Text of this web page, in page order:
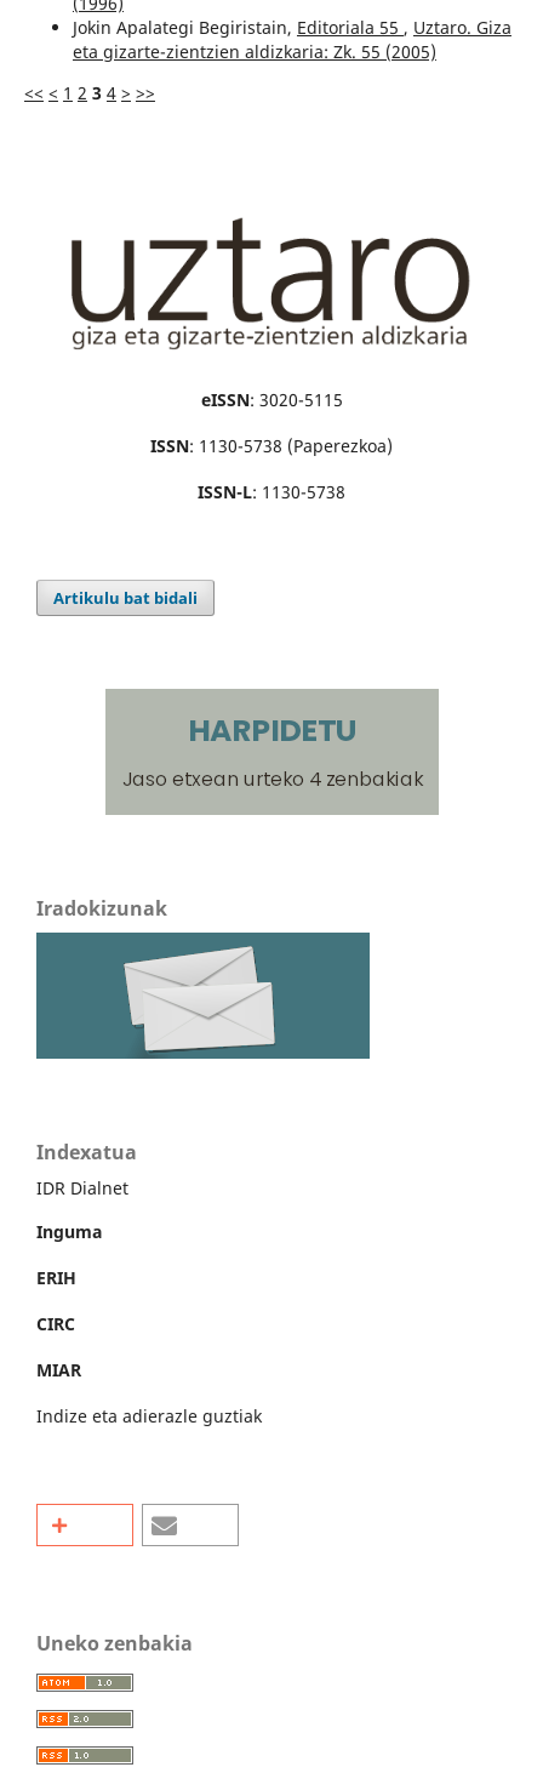
Jokin Apalategi Begiristain, Editoriala 55 , Uztaro. Giza
eta gizarte-zientzien aldizkaria: Zk. 55 (2005)
<< < 1 2 3 4 > >>
eISSN: 3020-5115
ISSN: 1130-5738 (Paperezkoa)
ISSN-L: 1130-5738
Artikulu bat bidali
Iradokizunak
Indexatua
IDR Dialnet
Inguma
ERIH
CIRC
MIAR
Indize eta adierazle guztiak
Uneko zenbakia